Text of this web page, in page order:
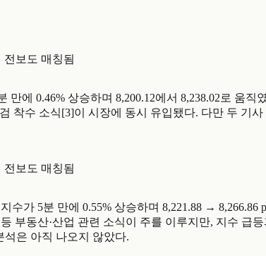
전 보도 매칭됨
만에 0.46% 상승하며 8,200.12에서 8,238.02로 움
착수 소식[3]이 시장에 동시 유입됐다. 다만 두 기
전 보도 매칭됨
수가 5분 만에 0.55% 상승하며 8,221.88 →
부동산·산업 관련 소식이 주를 이루지만, 지수 급
은 아직 나오지 않았다.